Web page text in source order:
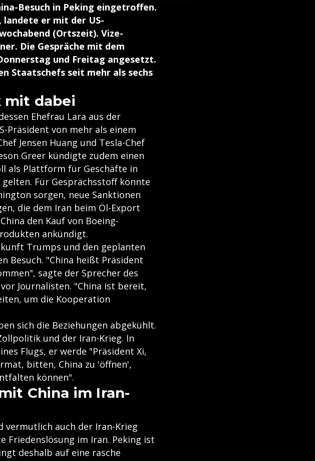
Besuch in Peking eingetroffen.
landete er mit der US-
(Ortszeit). Vize-
Die Gespräche mit dem
und Freitag angesetzt.
Staatschefs seit mehr als sechs
mit dabei
Ehefrau Lara aus der
Präsident von mehr als einem
Jensen Huang und Tesla-Chef
Greer kündigte zudem einen
als Plattform für Geschäfte in
Für Gesprächsstoff könnte
sorgen, neue Sanktionen
die dem Iran beim Öl-Export
den Kauf von Boeing-
ankündigt.
Trumps und den geplanten
Besuch. "China heißt Präsident
sagte der Sprecher des
Journalisten. "China ist bereit,
um die Kooperation
sich die Beziehungen abgekühlt.
und der Iran-Krieg. In
Flugs, er werde "Präsident Xi,
bitten, China zu 'öffnen',
können".
China im Iran-
vermutlich auch der Iran-Krieg
Friedenslösung im Iran. Peking ist
deshalb auf eine rasche